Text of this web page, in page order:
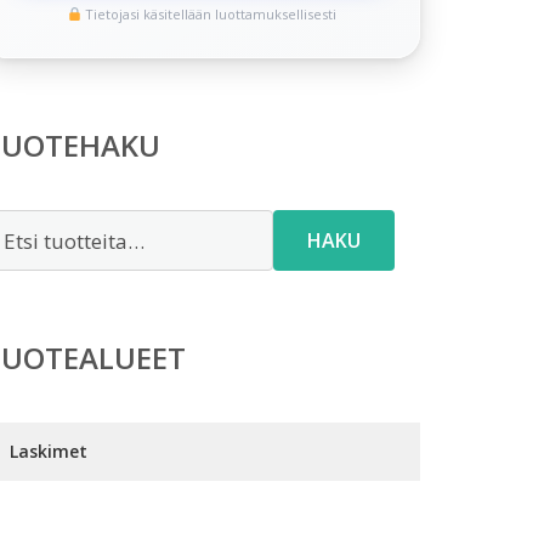
Tietojasi käsitellään luottamuksellisesti
HAKU
Laskimet